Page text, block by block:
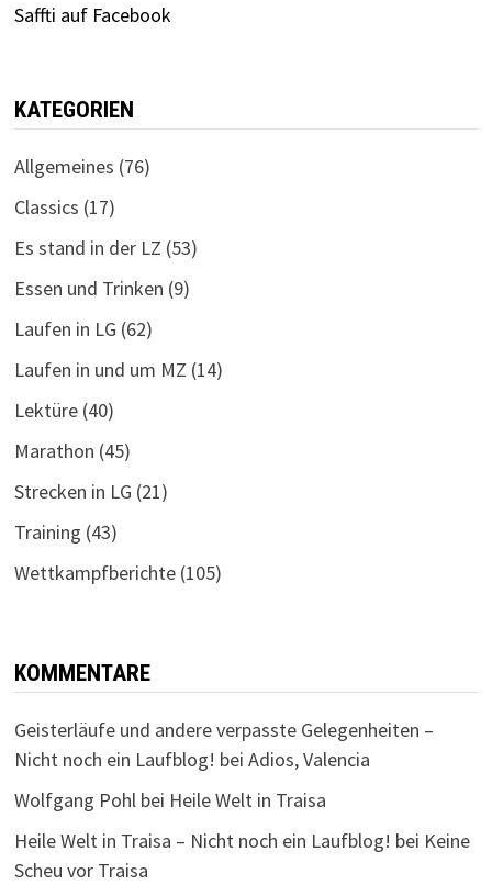
Saffti auf Facebook
KATEGORIEN
Allgemeines (76)
Classics (17)
Es stand in der LZ (53)
Essen und Trinken (9)
Laufen in LG (62)
Laufen in und um MZ (14)
Lektüre(40)
Marathon (45)
Strecken in LG (21)
Training (43)
Wettkampfberichte(105)
KOMMENTARE
Geisterläufe und andere verpasste Gelegenheiten –
Nicht noch ein Laufblog! bei Adios, Valencia
Wolfgang Pohl bei Heile Welt in Traisa
Heile Welt in Traisa – Nicht noch ein Laufblog! bei Keine
Scheu vor Traisa